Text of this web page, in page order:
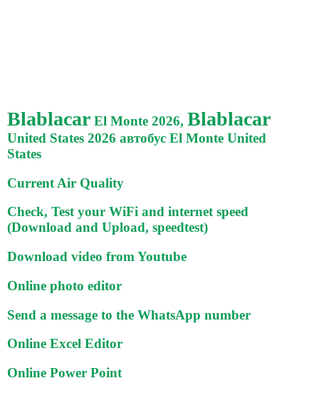
Blablacar El Monte 2026, Blablacar
United States 2026 автобус El Monte United
States
Current Air Quality
Check, Test your WiFi and internet speed
(Download and Upload, speedtest)
Download video from Youtube
Online photo editor
Send a message to the WhatsApp number
Online Excel Editor
Online Power Point